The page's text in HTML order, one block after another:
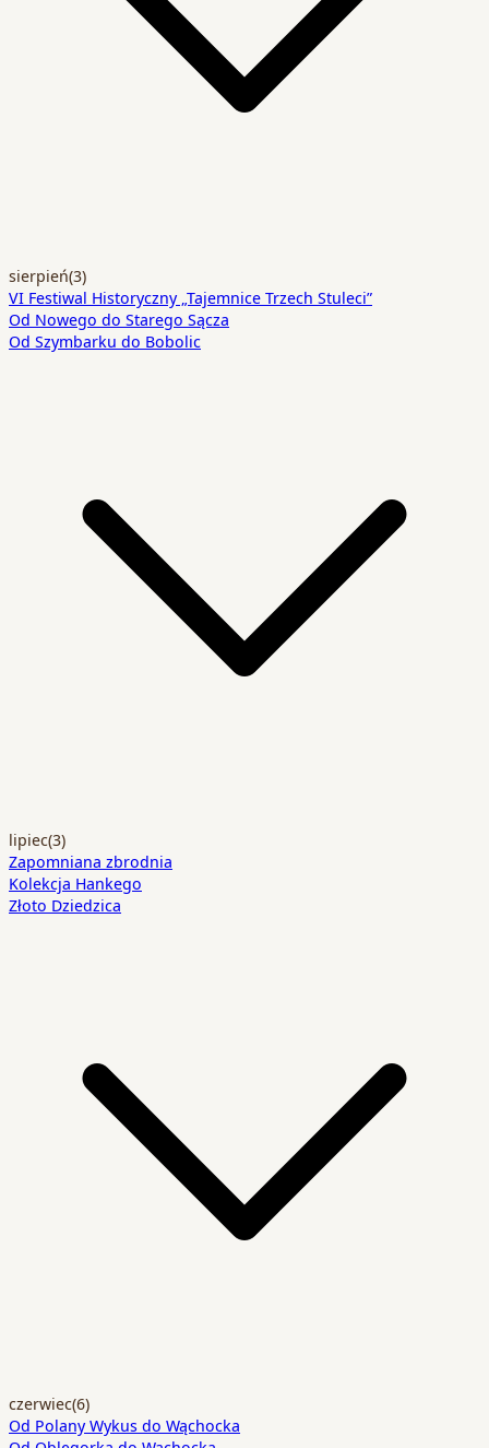
sierpień(3)
VI Festiwal Historyczny „Tajemnice Trzech Stuleci”
Od Nowego do Starego Sącza
Od Szymbarku do Bobolic
lipiec(3)
Zapomniana zbrodnia
Kolekcja Hankego
Złoto Dziedzica
czerwiec(6)
Od Polany Wykus do Wąchocka